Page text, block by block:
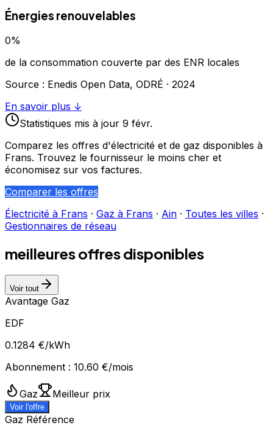
Énergies renouvelables
0%
de la consommation couverte par des ENR locales
Source : Enedis Open Data, ODRÉ · 2024
En savoir plus ↓
Statistiques mis à jour 9 févr.
Comparez les offres d'électricité et de gaz disponibles à
Frans. Trouvez le fournisseur le moins cher et
économisez sur vos factures.
Comparer les offres
Électricité à Frans · Gaz à Frans · Ain · Toutes les villes ·
Gestionnaires de réseau
meilleures offres disponibles
Voir tout
Avantage Gaz
EDF
0.1284 €/kWh
Abonnement : 10.60 €/mois
Gaz Meilleur prix
Voir l'offre
Gaz Référence